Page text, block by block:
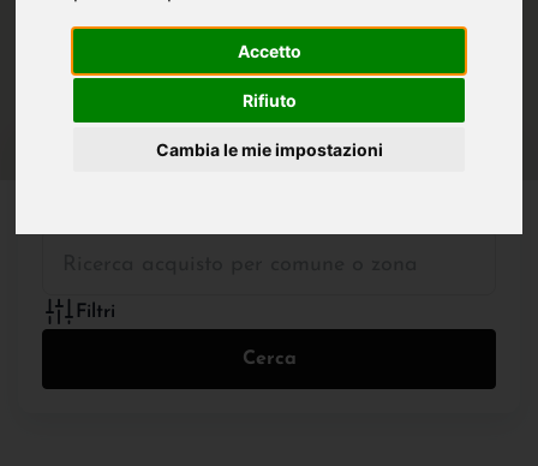
Accetto
Rifiuto
Cambia le mie impostazioni
Filtri
Cerca